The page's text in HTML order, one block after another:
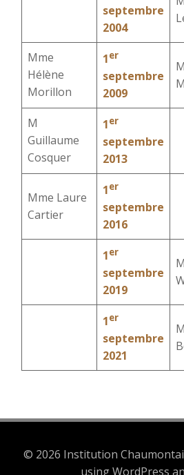
septembre
2004
Mme
Hélène
Morillon
1er
septembre
2009
M
Guillaume
Cosquer
1er
septembre
2013
Mme Laure
Cartier
1er
septembre
2016
1er
septembre
2019
1er
septembre
2021
© 2026 Institution
using WordPress